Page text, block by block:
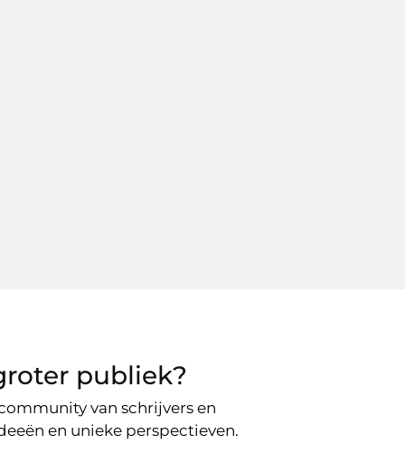
publiek?
van schrijvers en
en unieke perspectieven.